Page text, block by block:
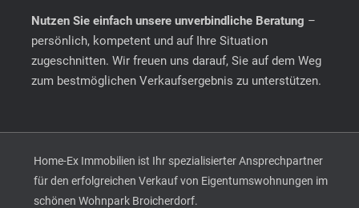
Nutzen Sie einfach unsere unverbindliche Beratung –
persönlich, kompetent und auf Ihre Situation
zugeschnitten. Wir freuen uns darauf, Sie auf dem Weg
zum bestmöglichen Verkaufsergebnis zu unterstützen.
Home-Ex Immobilien ist Ihr spezialisierter Ansprechpartner
für den erfolgreichen Verkauf von Eigentumswohnungen im
schönen Wohnpark Broicherdorf.